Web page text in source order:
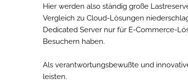
Hier werden also ständig große
Vergleich zu Cloud-Lösungen
Dedicated Server nur für E-Commerce-
Besuchern haben.
Als verantwortungsbewußte und
leisten.